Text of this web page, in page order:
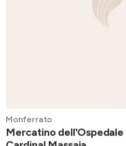
Monferrato
Mercatino dell'Ospedale